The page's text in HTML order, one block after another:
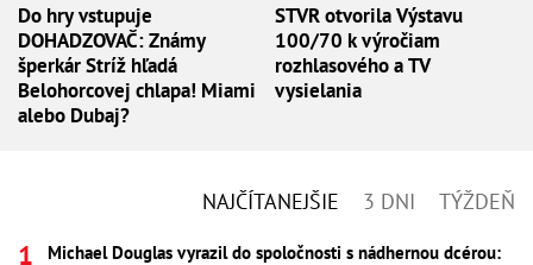
Do hry vstupuje
DOHADZOVAČ: Známy
šperkár Stríž hľadá
Belohorcovej chlapa! Miami
alebo Dubaj?
STVR otvorila Výstavu
100/70 k výročiam
rozhlasového a TV
vysielania
NAJČÍTANEJŠIE 3 DNI TÝŽDEŇ
Michael Douglas vyrazil do spoločnosti s nádhernou dcérou: